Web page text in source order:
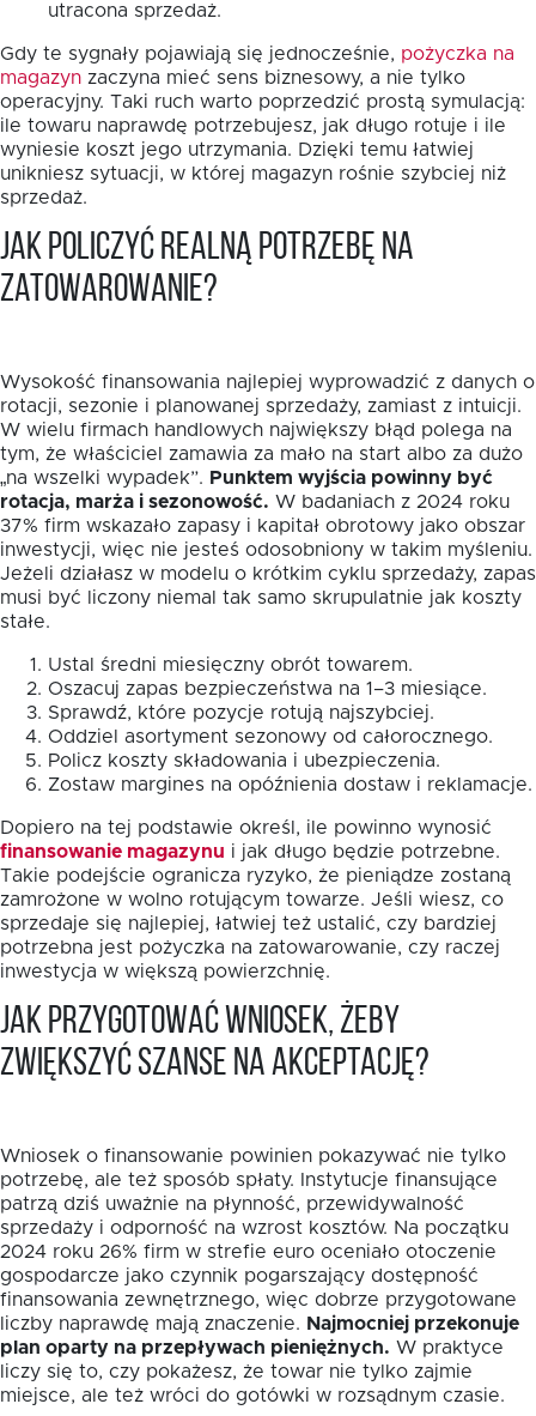
utracona sprzedaż.
Gdy te sygnały pojawiają się jednocześnie, pożyczka na
magazyn zaczyna mieć sens biznesowy, a nie tylko
operacyjny. Taki ruch warto poprzedzić prostą symulacją:
ile towaru naprawdę potrzebujesz, jak długo rotuje i ile
wyniesie koszt jego utrzymania. Dzięki temu łatwiej
unikniesz sytuacji, w której magazyn rośnie szybciej niż
sprzedaż.
Jak policzyć realną potrzebę na
zatowarowanie?
Wysokość finansowania najlepiej wyprowadzić z danych o
rotacji, sezonie i planowanej sprzedaży, zamiast z intuicji.
W wielu firmach handlowych największy błąd polega na
tym, że właściciel zamawia za mało na start albo za dużo
„na wszelki wypadek”. Punktem wyjścia powinny być
rotacja, marża i sezonowość. W badaniach z 2024 roku
37% firm wskazało zapasy i kapitał obrotowy jako obszar
inwestycji, więc nie jesteś odosobniony w takim myśleniu.
Jeżeli działasz w modelu o krótkim cyklu sprzedaży, zapas
musi być liczony niemal tak samo skrupulatnie jak koszty
stałe.
Ustal średni miesięczny obrót towarem.
Oszacuj zapas bezpieczeństwa na 1–3 miesiące.
Sprawdź, które pozycje rotują najszybciej.
Oddziel asortyment sezonowy od całorocznego.
Policz koszty składowania i ubezpieczenia.
Zostaw margines na opóźnienia dostaw i reklamacje.
Dopiero na tej podstawie określ, ile powinno wynosić
finansowanie magazynu i jak długo będzie potrzebne.
Takie podejście ogranicza ryzyko, że pieniądze zostaną
zamrożone w wolno rotującym towarze. Jeśli wiesz, co
sprzedaje się najlepiej, łatwiej też ustalić, czy bardziej
potrzebna jest pożyczka na zatowarowanie, czy raczej
inwestycja w większą powierzchnię.
Jak przygotować wniosek, żeby
zwiększyć szanse na akceptację?
Wniosek o finansowanie powinien pokazywać nie tylko
potrzebę, ale też sposób spłaty. Instytucje finansujące
patrzą dziś uważnie na płynność, przewidywalność
sprzedaży i odporność na wzrost kosztów. Na początku
2024 roku 26% firm w strefie euro oceniało otoczenie
gospodarcze jako czynnik pogarszający dostępność
finansowania zewnętrznego, więc dobrze przygotowane
liczby naprawdę mają znaczenie. Najmocniej przekonuje
plan oparty na przepływach pieniężnych. W praktyce
liczy się to, czy pokażesz, że towar nie tylko zajmie
miejsce, ale też wróci do gotówki w rozsądnym czasie.